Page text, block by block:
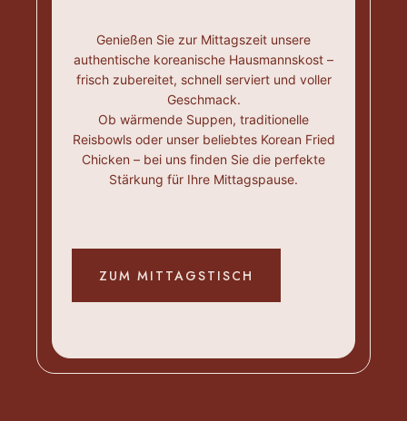
Genießen Sie zur Mittagszeit unsere
authentische koreanische Hausmannskost –
frisch zubereitet, schnell serviert und voller
Geschmack.
Ob wärmende Suppen, traditionelle
Reisbowls oder unser beliebtes Korean Fried
Chicken – bei uns finden Sie die perfekte
Stärkung für Ihre Mittagspause.
ZUM MITTAGSTISCH